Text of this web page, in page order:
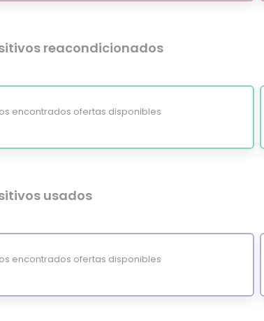
reacondicionados
encontrados ofertas disponibles
usados
encontrados ofertas disponibles